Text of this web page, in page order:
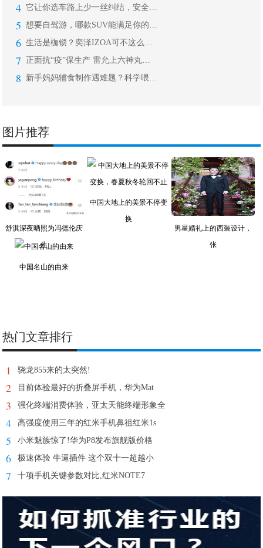
4 它让你选车路上少一丝纠结，安全之下更
5 想要自驾游，哪款SUV能满足你的所有
6 生活是枷锁？奕泽IZOA可不这么认为
7 正面抗“疫”保生产 雷允上六神丸助力
8 新手妈妈辅食制作遇难题？科学喂养还得
图片推荐
舒淇深夜晒照为冯德伦庆
生
中国大地上的美景不停变
换
男星婚礼上的西装设计，
张
中国名山的由来
热门文章排行
1 骁龙855来的太突然!
2 目前体验最好的折叠屏手机，华为Mat
3 强化终端消费体验，亚太天能终端形象全
4 高强度使用三年的红米手机鼻祖红米1s
5 小米魅族惊了!华为P8发布旗舰版价格
6 极速体验 牛逼插件 这个双十一超越小
7 十项手机关键参数对比,红米NOTE7